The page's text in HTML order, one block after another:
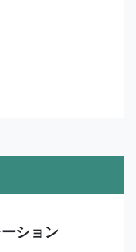
ション